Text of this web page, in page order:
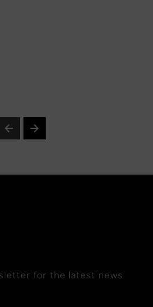
for the latest news